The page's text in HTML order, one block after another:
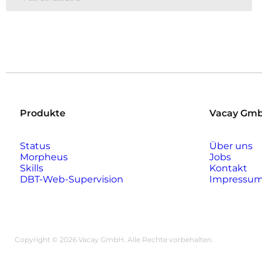
Produkte
Status
Morpheus
Skills
DBT-Web-Supervision
Vacay
Über uns
Jobs
Kontakt
Copyright © 2026 Vacay GmbH. Alle Rechte vorbehalten.